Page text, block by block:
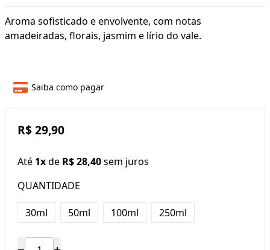
Aroma sofisticado e envolvente, com notas
amadeiradas, florais, jasmim e lírio do vale.
Saiba como pagar
R$ 29,90
Até 1xde R$ 28,40sem juros
QUANTIDADE
30ml 50ml 100ml 250ml